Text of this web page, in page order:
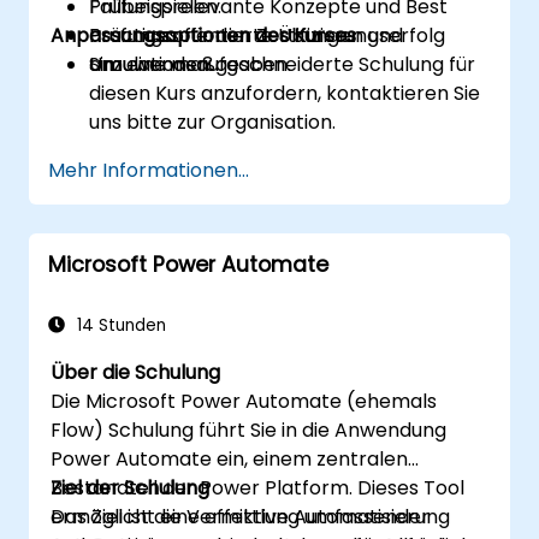
Prüfungsrelevante Konzepte und Best
Practices für den Zertifizierungserfolg
anzuwenden.
Fallbeispielen.
Prüfungsorientierte Übungen und
Simulationsaufgaben.
Anpassungsoptionen des Kurses
Um eine maßgeschneiderte Schulung für
diesen Kurs anzufordern, kontaktieren Sie
uns bitte zur Organisation.
Mehr Informationen...
Microsoft Power Automate
14 Stunden
Über die Schulung
Die Microsoft Power Automate (ehemals
Flow) Schulung führt Sie in die Anwendung
Power Automate ein, einem zentralen
Bestandteil der Power Platform. Dieses Tool
ermöglicht eine effektive Automatisierung
Ziel der Schulung
Das Ziel ist die Vermittlung umfassender